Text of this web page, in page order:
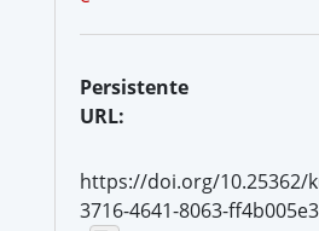
Persistente
URL:
https://doi.org/10.25362/
3716-4641-8063-